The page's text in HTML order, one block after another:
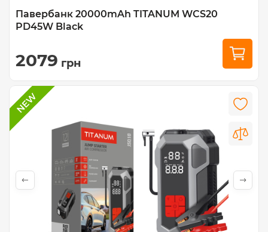
Павербанк 20000mAh TITANUM WCS20
PD45W Black
2079 грн